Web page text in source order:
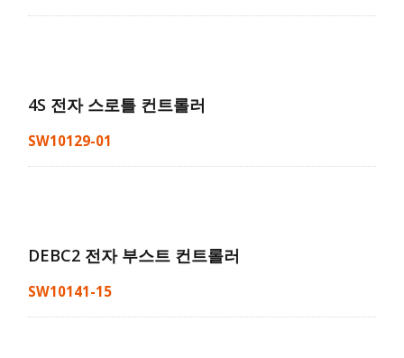
4S 전자 스로틀 컨트롤러
SW10129-01
DEBC2 전자 부스트 컨트롤러
SW10141-15